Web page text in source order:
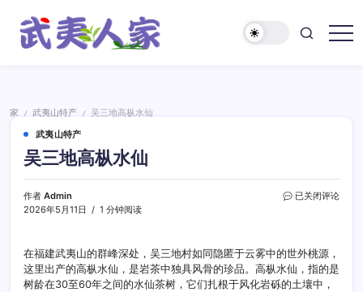
家
家 / 武夷山特产 /
吴三地高枞水仙
武夷山特产
吴三地高枞水仙
作者 Admin
2026年5月11日
1 分钟阅读
吴
枞
仙
已关闭评论
在福建武夷山的群峰深处，吴三地村如同隐匿于云雾中的世外桃源，
这里出产的高枞水仙，是岩茶中独具风骨的珍品。高枞水仙，指的是
树龄在30至60年之间的水仙茶树，它们扎根于风化岩砾的土壤中，